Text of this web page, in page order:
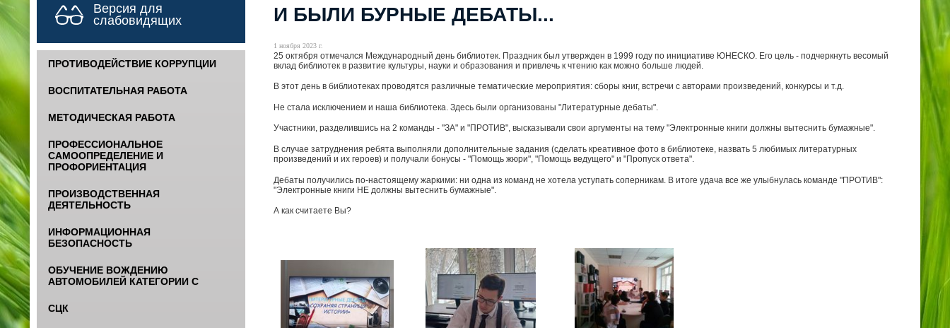
Версия для
слабовидящих
ПРОТИВОДЕЙСТВИЕ КОРРУПЦИИ
ВОСПИТАТЕЛЬНАЯ РАБОТА
МЕТОДИЧЕСКАЯ РАБОТА
ПРОФЕССИОНАЛЬНОЕ
САМООПРЕДЕЛЕНИЕ И
ПРОФОРИЕНТАЦИЯ
ПРОИЗВОДСТВЕННАЯ
ДЕЯТЕЛЬНОСТЬ
ИНФОРМАЦИОННАЯ
БЕЗОПАСНОСТЬ
ОБУЧЕНИЕ ВОЖДЕНИЮ
АВТОМОБИЛЕЙ КАТЕГОРИИ С
СЦК
И БЫЛИ БУРНЫЕ ДЕБАТЫ...
1 ноября 2023 г.
25 октября отмечался Международный день библиотек. Праздник был утвержден в 1999 году по инициативе ЮНЕСКО. Его цель - подчеркнуть весомый
вклад библиотек в развитие культуры, науки и образования и привлечь к чтению как можно больше людей.
В этот день в библиотеках проводятся различные тематические мероприятия: сборы книг, встречи с авторами произведений, конкурсы и т.д.
Не стала исключением и наша библиотека. Здесь были организованы "Литературные дебаты".
Участники, разделившись на 2 команды - "ЗА" и "ПРОТИВ", высказывали свои аргументы на тему "Электронные книги должны вытеснить бумажные".
В случае затруднения ребята выполняли дополнительные задания (сделать креативное фото в библиотеке, назвать 5 любимых литературных
произведений и их героев) и получали бонусы - "Помощь жюри", "Помощь ведущего" и "Пропуск ответа".
Дебаты получились по-настоящему жаркими: ни одна из команд не хотела уступать соперникам. В итоге удача все же улыбнулась команде "ПРОТИВ":
"Электронные книги НЕ должны вытеснить бумажные".
А как считаете Вы?